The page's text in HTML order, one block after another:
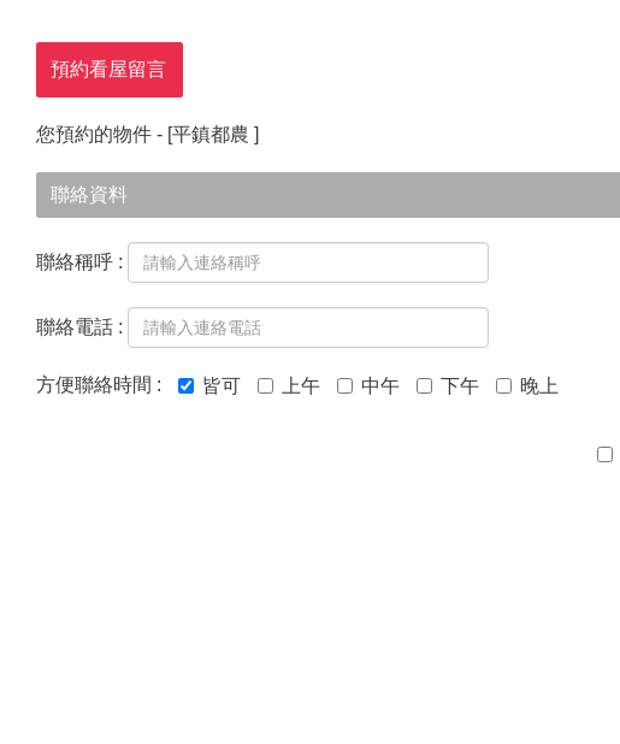
預約看屋留言
您預約的物件 - [平鎮都農 ]
聯絡資料
聯絡稱呼 :
聯絡電話 :
方便聯絡時間 : 皆可 上午 中午 下午 晚上